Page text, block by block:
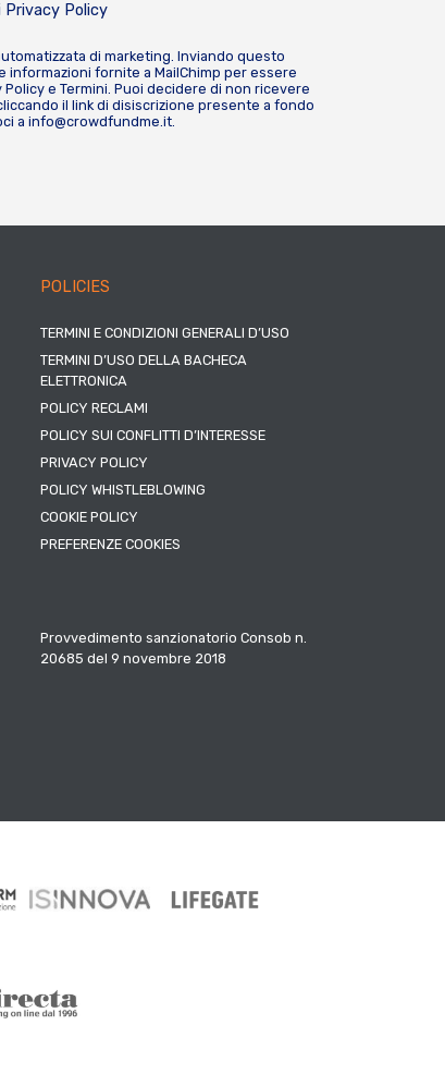
Privacy Policy
di marketing. Inviando questo
fornite a MailChimp per essere
Policye Termini. Puoi decidere di non ricevere
il link di disiscrizione presente a fondo
a info@crowdfundme.it.
POLICIES
TERMINI E CONDIZIONI GENERALI D’USO
TERMINI D’USO DELLA BACHECA
ELETTRONICA
POLICY RECLAMI
POLICY SUI CONFLITTI D’INTERESSE
PRIVACY POLICY
POLICY WHISTLEBLOWING
COOKIE POLICY
PREFERENZE COOKIES
Provvedimento sanzionatorio Consob n.
20685 del 9 novembre 2018